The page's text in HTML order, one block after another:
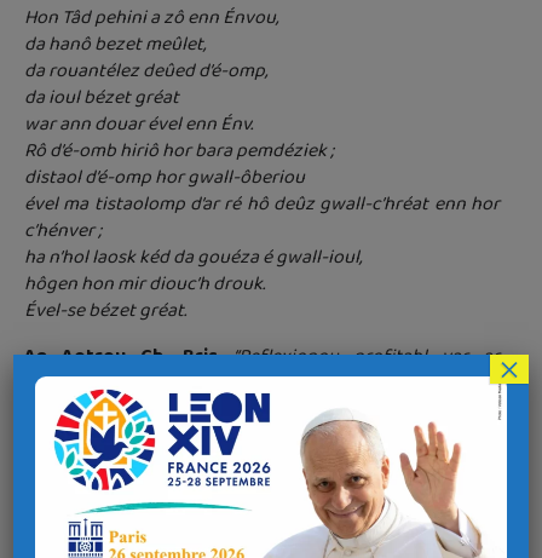
Hon Tâd pehini a zô enn Énvou,
da hanô bezet meûlet,
da rouantélez deûed d’é-omp,
da ioul bézet gréat
war ann douar ével enn Énv.
Rô d’é-omb hiriô hor bara pemdéziek ;
distaol d’é-omp hor gwall-ôberiou
ével ma tistaolomp d’ar ré hô deûz gwall-c’hréat enn hor
c’hénver ;
ha n’hol laosk kéd da gouéza é gwall-ioul,
hôgen hon mir diouc’h drouk.
Ével-se bézet gréat.
An Aotrou Ch. Bris,“Reflexionou profitabl var ar
finveziou diveza”(17) :
Hon tad pehini so en eêvou,
hoc’h hano bezet sanctifiet,
Ra vezo ho rouantelez dinesseet.
Ho volontez bezet grêt
var an douar evel en eê.
×